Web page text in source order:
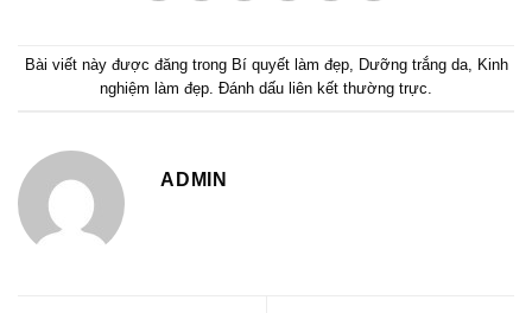
Bài viết này được đăng trong Bí quyết làm đẹp, Dưỡng trắng da, Kinh
nghiệm làm đẹp. Đánh dấu liên kết thường trực.
ADMIN